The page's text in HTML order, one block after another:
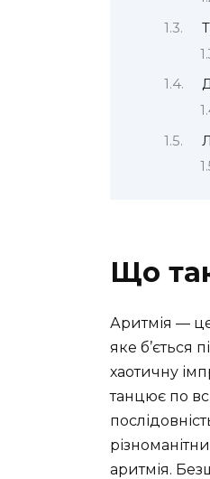
Що
Аритмія —
яке б’ється
хаотичну
танцює по
аритмія.